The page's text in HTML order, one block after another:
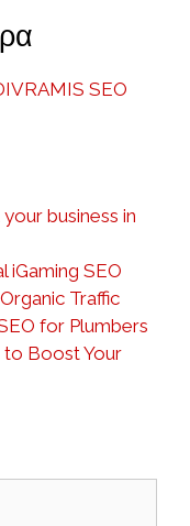
SEO
business in
iGaming SEO
Traffic
for Plumbers
to Boost Your